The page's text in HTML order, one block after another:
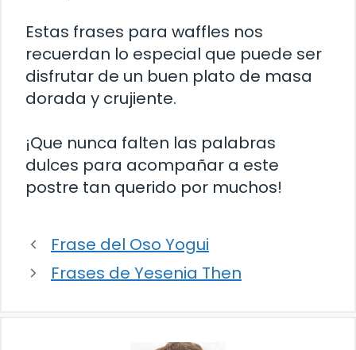
Estas frases para waffles nos
recuerdan lo especial que puede ser
disfrutar de un buen plato de masa
dorada y crujiente.
¡Que nunca falten las palabras
dulces para acompañar a este
postre tan querido por muchos!
Frase del Oso Yogui
Frases de Yesenia Then